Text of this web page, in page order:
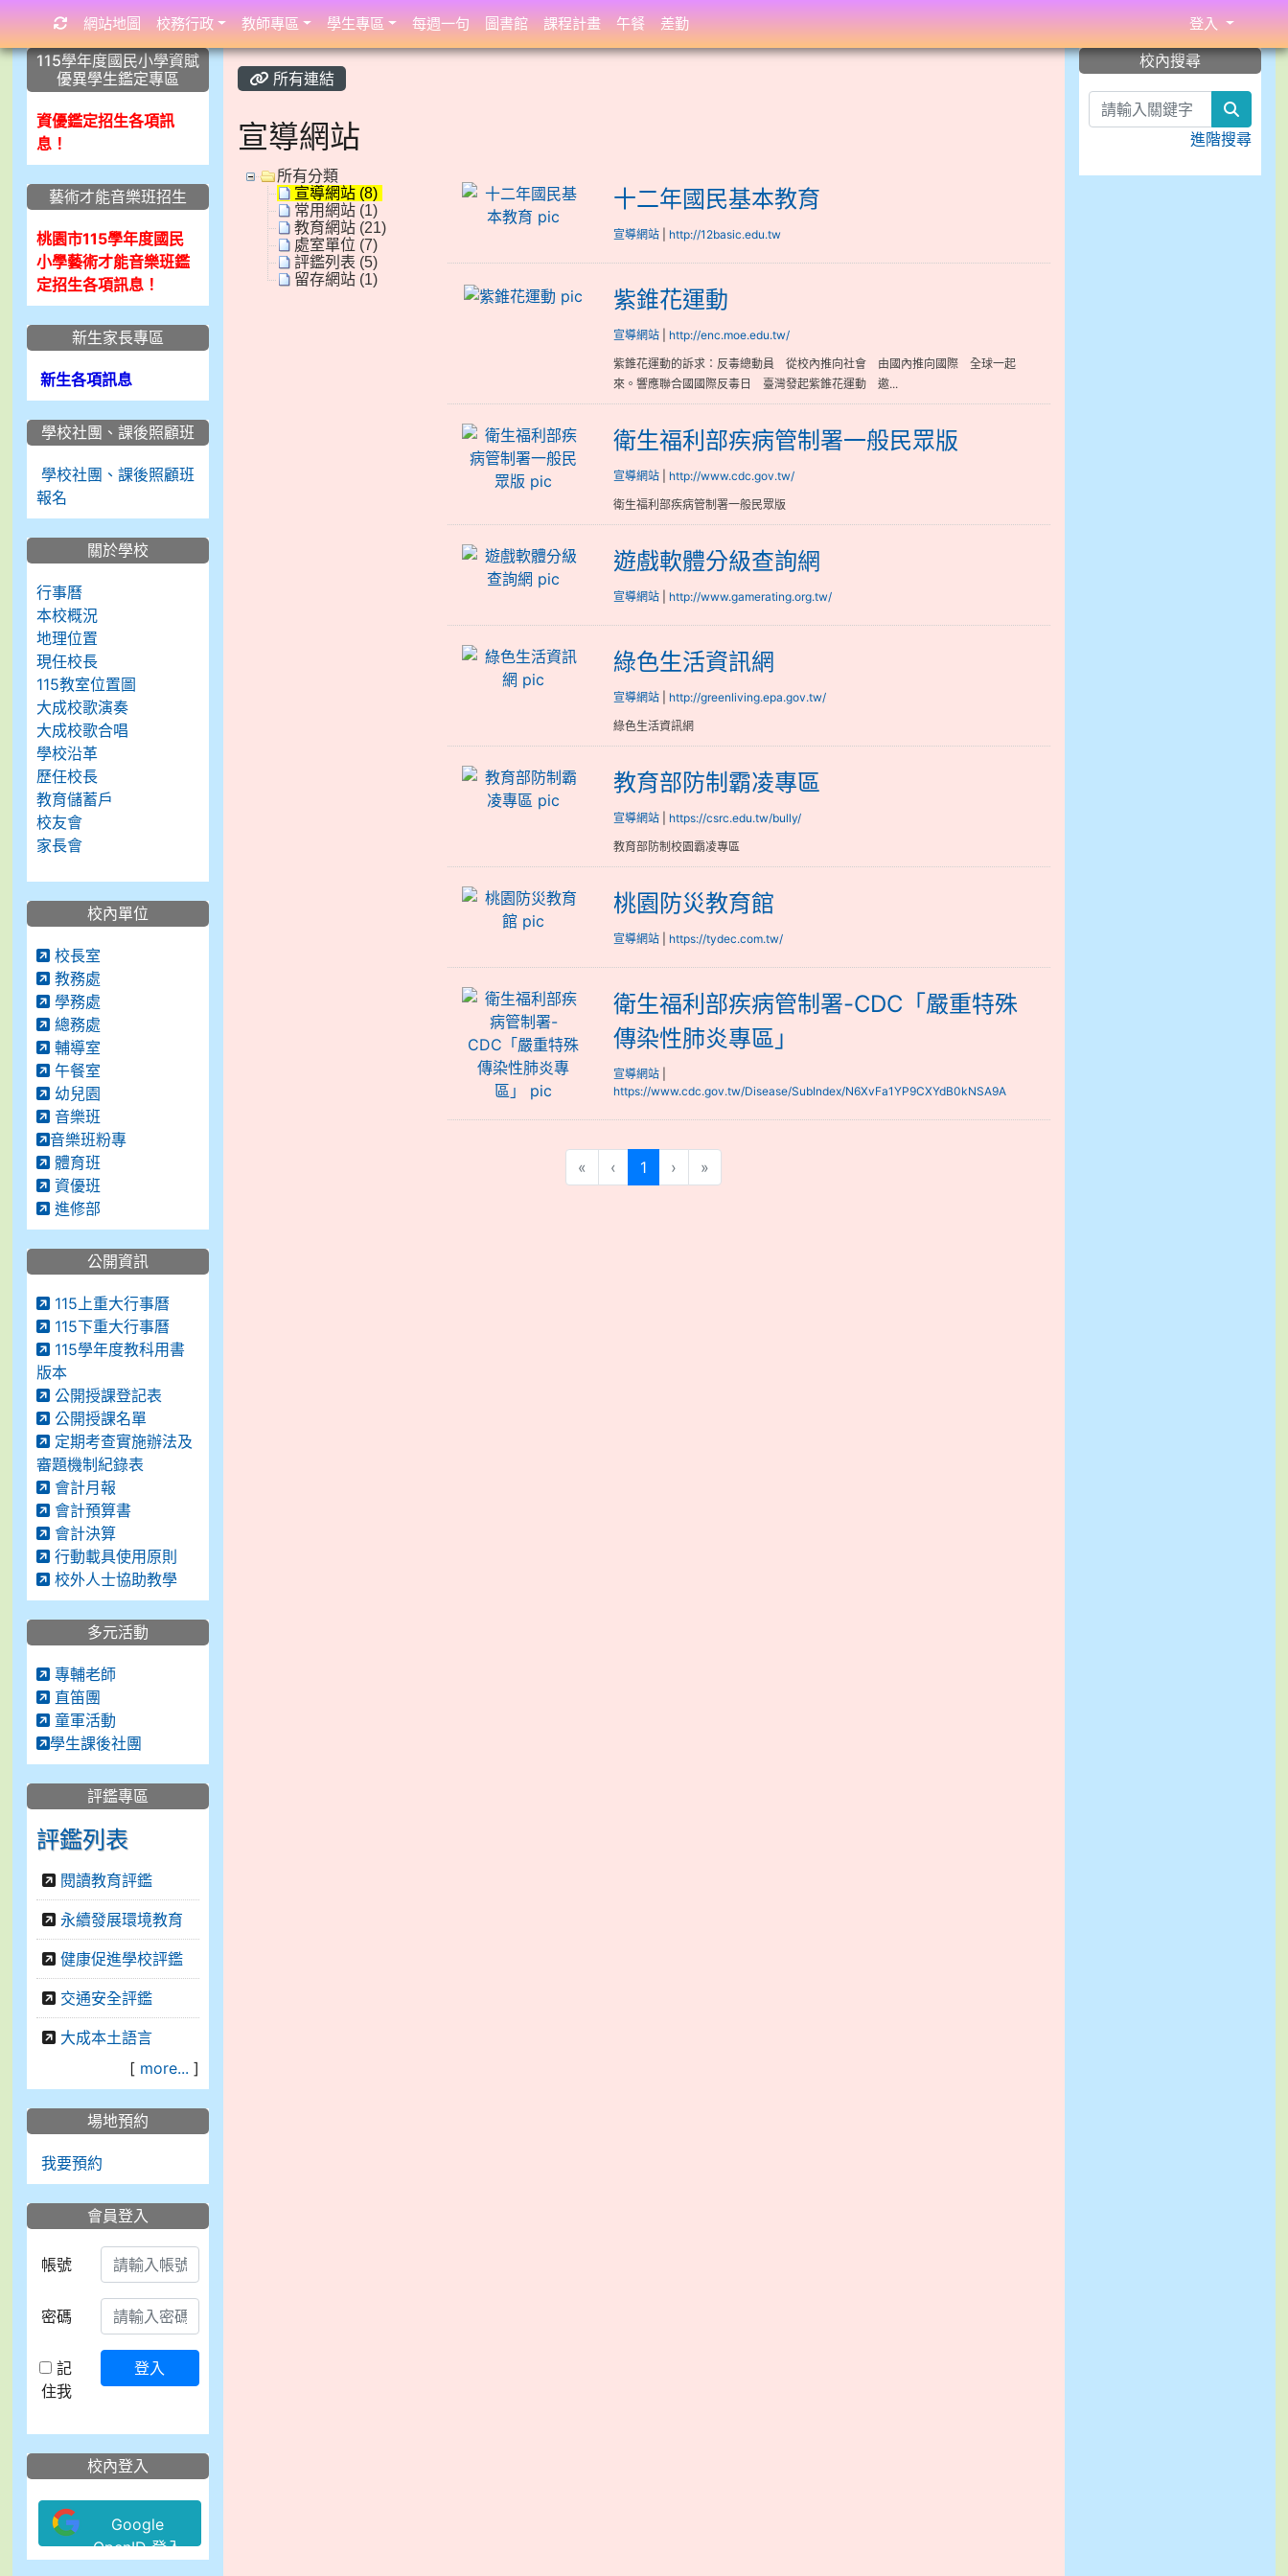
:::
所有連結
宣導網站
所有分類
宣導網站 (8)
常用網站 (1)
教育網站 (21)
處室單位 (7)
評鑑列表 (5)
留存網站 (1)
十二年國民基本教育
十二年國民基本教育
宣導網站| http://12basic.edu.tw
紫錐花運動
紫錐花運動
宣導網站| http://enc.moe.edu.tw/
紫錐花運動的訴求：反毒總動員 從校內推向社會 由國內推向國際 全球一起
來。響應聯合國國際反毒日 臺灣發起紫錐花運動 邀...
衛生福利部疾病管制署一般民眾版
衛生福利部疾病管制署一般民眾版
宣導網站| http://www.cdc.gov.tw/
衛生福利部疾病管制署一般民眾版
遊戲軟體分級查詢網
遊戲軟體分級查詢網
宣導網站| http://www.gamerating.org.tw/
綠色生活資訊網
綠色生活資訊網
宣導網站| http://greenliving.epa.gov.tw/
綠色生活資訊網
教育部防制霸凌專區
教育部防制霸凌專區
宣導網站| https://csrc.edu.tw/bully/
教育部防制校園霸凌專區
桃園防災教育館
桃園防災教育館
宣導網站| https://tydec.com.tw/
衛生福利部疾病管制署-CDC「嚴重特殊傳染性肺炎專區」
衛生福利部疾病管制署-CDC「嚴重特殊
傳染性肺炎專區」
宣導網站|
https://www.cdc.gov.tw/Disease/SubIndex/N6XvFa1YP9CXYdB0kNSA9A
« ‹ 1 (current)
› »
:::115學年度國民小學資賦
優異學生鑑定專區
資優鑑定招生各項訊
息！
藝術才能音樂班招生
桃園市115學年度國民
小學藝術才能音樂班鑑
定招生各項訊息！
新生家長專區
新生各項訊息
學校社團、課後照顧班
學校社團、課後照顧班
報名
關於學校
行事曆
本校概況
地理位置
現任校長
115教室位置圖
大成校歌演奏
大成校歌合唱
學校沿革
歷任校長
教育儲蓄戶
校友會
家長會
校內單位
校長室
教務處
學務處
總務處
輔導室
午餐室
幼兒園
音樂班
音樂班粉專
體育班
資優班
進修部
公開資訊
115上重大行事曆
115下重大行事曆
115學年度教科用書
版本
公開授課登記表
公開授課名單
定期考查實施辦法及
審題機制紀錄表
會計月報
會計預算書
會計決算
行動載具使用原則
校外人士協助教學
多元活動
專輔老師
直笛團
童軍活動
學生課後社團
評鑑專區
評鑑列表
閱讀教育評鑑
永續發展環境教育
健康促進學校評鑑
交通安全評鑑
大成本土語言
[ more... ]
場地預約
我要預約
會員登入
帳號
密碼
記
住我
登入
校內登入
Google
OpenID 登入
::: 校內搜尋
進階搜尋
::: 網站地圖 校務行政 教師專區 學生專區 每週一句 圖書館 課程計畫 午餐 差勤 登入